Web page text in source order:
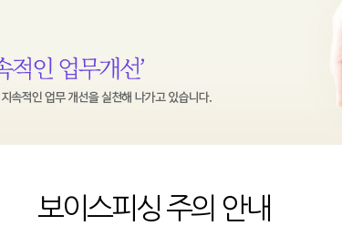
보이스피싱 주의 안내